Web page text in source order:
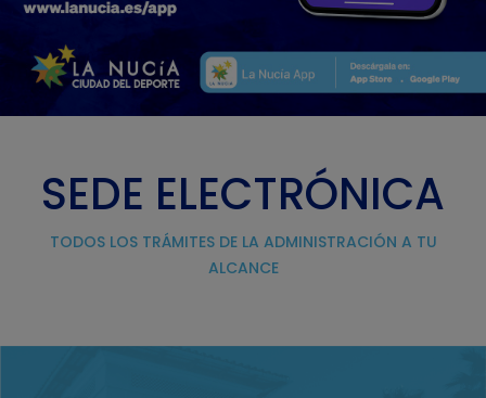
SEDE ELECTRÓNICA
TODOS LOS TRÁMITES DE LA ADMINISTRACIÓN A TU
ALCANCE